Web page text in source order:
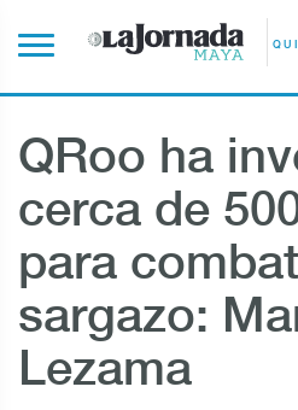
QRoo ha
cerca de
para
sargazo:
Lezama